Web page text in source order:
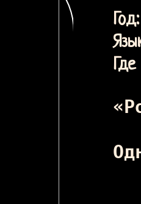
Где